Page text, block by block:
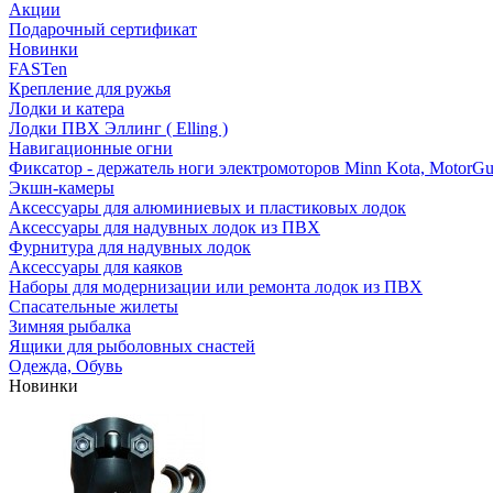
Акции
Подарочный сертификат
Новинки
FASTen
Крепление для ружья
Лодки и катера
Лодки ПВХ Эллинг ( Elling )
Навигационные огни
Фиксатор - держатель ноги электромоторов Minn Kota,
Экшн-камеры
Аксессуары для алюминиевых и пластиковых лодок
Аксессуары для надувных лодок из ПВХ
Фурнитура для надувных лодок
Аксессуары для каяков
Наборы для модернизации или ремонта лодок из ПВХ
Спасательные жилеты
Зимняя рыбалка
Ящики для рыболовных снастей
Одежда, Обувь
Новинки